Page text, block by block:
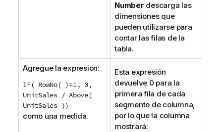
Number descarga las
dimensiones que
pueden utilizarse para
contar las filas de la
tabla.
Agregue la expresión:
IF( RowNo( )=1, 0,
UnitSales / Above(
UnitSales ))
como una medida.
Esta expresión
devuelve 0 para la
primera fila de cada
segmento de columna,
por lo que la columna
mostrará: